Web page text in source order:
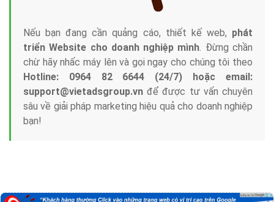
Nếu bạn đang cần quảng cáo, thiết kế web, phát
triển Website cho doanh nghiệp mình. Đừng chần
chừ hãy nhấc máy lên và gọi ngay cho chúng tôi theo
Hotline: 0964 82 6644 (24/7) hoặc email:
support@vietadsgroup.vn để được tư vấn chuyên
sâu về giải pháp marketing hiệu quả cho doanh nghiệp
bạn!